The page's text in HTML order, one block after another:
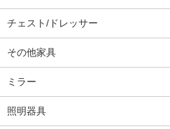
チェスト/ドレッサー
その他家具
ミラー
照明器具